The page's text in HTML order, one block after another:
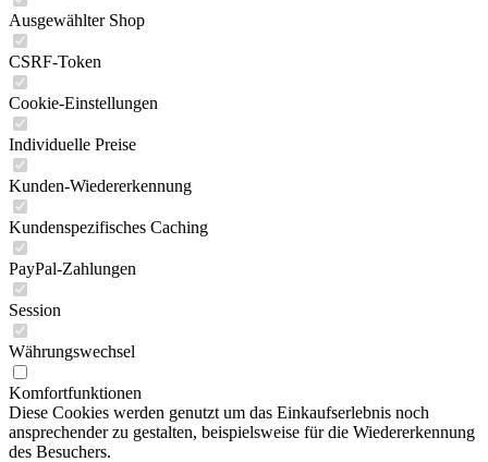
Ausgewählter Shop
CSRF-Token
Cookie-Einstellungen
Individuelle Preise
Kunden-Wiedererkennung
Kundenspezifisches Caching
PayPal-Zahlungen
Session
Währungswechsel
Komfortfunktionen
Diese Cookies werden genutzt um das Einkaufserlebnis noch
ansprechender zu gestalten, beispielsweise für die Wiedererkennung
des Besuchers.